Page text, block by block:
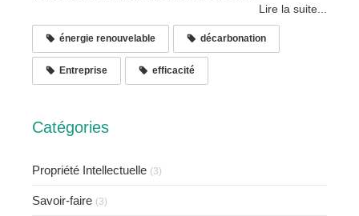
Lire la suite...
énergie renouvelable décarbonation
Entreprise efficacité
Catégories
Propriété Intellectuelle (3)
Savoir-faire (3)